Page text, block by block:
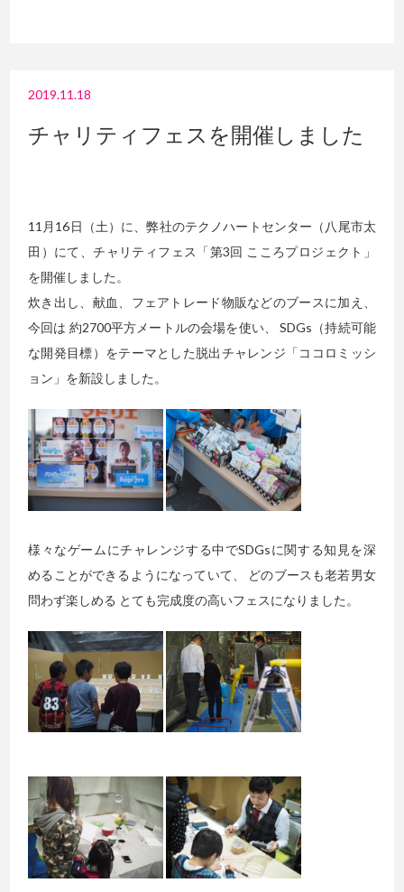
2019.11.18
チャリティフェスを開催しました
11月16日（土）に、弊社のテクノハートセンター（八尾市太
田）にて、チャリティフェス「第3回 こころプロジェクト」
を開催しました。
炊き出し、献血、フェアトレード物販などのブースに加え、
今回は 約2700平方メートルの会場を使い、 SDGs（持続可能
な開発目標）をテーマとした脱出チャレンジ「ココロミッシ
ョン」を新設しました。
様々なゲームにチャレンジする中でSDGsに関する知見を深
めることができるようになっていて、 どのブースも老若男女
問わず楽しめる とても完成度の高いフェスになりました。